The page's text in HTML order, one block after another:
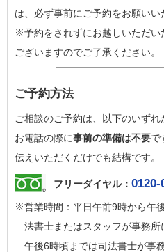
は、必ず事前にご予約をお願いい
※予約をされずにお越しいただ
ございますのでご了承ください。
ご予約方法
ご相談のご予約は、以下のいずれ
お電話の際に事前の準備は不要で
伝えいただくだけでも結構です。
フリーダイヤル： 0120-
※営業時間：平日午前9時から午
法書士またはスタッフが事務所
午後6時頃までは司法書士が事